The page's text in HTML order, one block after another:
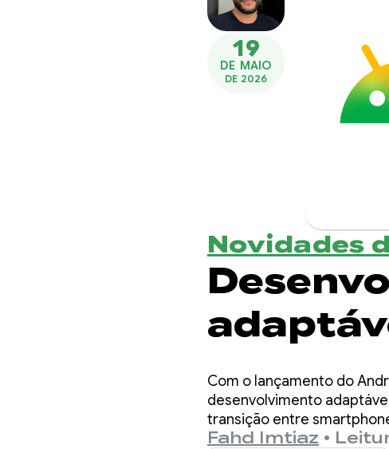
19
DE MAIO
DE 2026
Novidades
Com o lançamento do
desenvolvimento
transição entre
ambientes XR imersivos
Fahd Imtiaz •